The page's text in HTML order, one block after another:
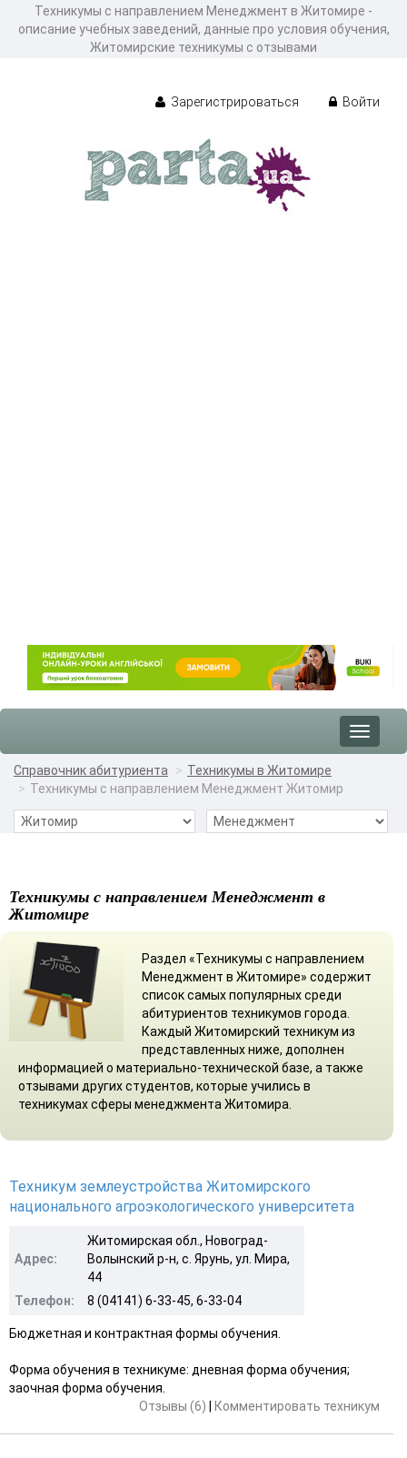
Техникумы с направлением Менеджмент в Житомире -
описание учебных заведений, данные про условия обучения,
Житомирские техникумы с отзывами
Зарегистрироваться Войти
Toggle
Справочник абитуриента
Техникумы в Житомире
Техникумы с направлением Менеджмент Житомир
Техникумы с направлением Менеджмент в
Житомире
Раздел «Техникумы с направлением
Менеджмент в Житомире» содержит
список самых популярных среди
абитуриентов техникумов города.
Каждый Житомирский техникум из
представленных ниже, дополнен
информацией о материально-технической базе, а также
отзывами других студентов, которые учились в
техникумах сферы менеджмента Житомира.
Техникум землеустройства Житомирского
национального агроэкологического университета
Адрес:
Житомирская обл., Новоград-
Волынский р-н, с. Ярунь, ул. Мира,
44
Телефон:
8 (04141) 6-33-45, 6-33-04
Бюджетная и контрактная формы обучения.
Форма обучения в техникуме: дневная форма обучения;
заочная форма обучения.
Отзывы (6)
Комментировать техникум